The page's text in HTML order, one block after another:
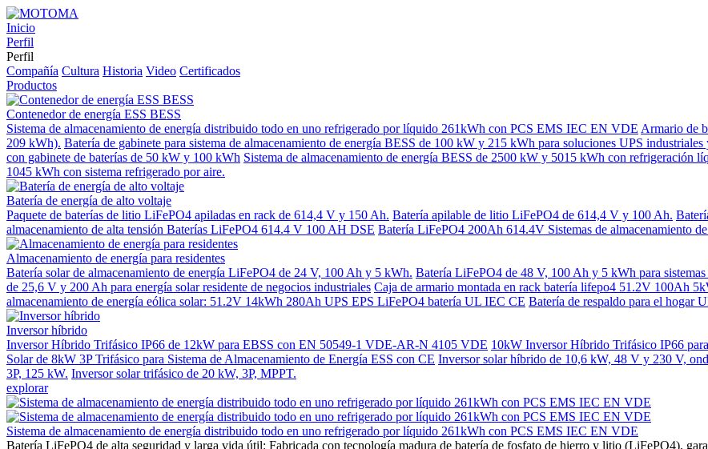
Inicio
Perfil
Perfil
Compañía Cultura Historia Video Certificados
Productos
Contenedor de energía ESS BESS
Sistema de almacenamiento de energía distribuido todo en uno refrigerado por líquido 261kWh con PCS EMS IEC EN VDE Armario de
209 kWh). Batería de gabinete para sistema de almacenamiento de energía BESS de 100 kW y 215 kWh para soluciones UPS industriales
con gabinete de baterías de 50 kW y 100 kWh Sistema de almacenamiento de energía BESS de 2500 kW y 5015 kWh con refrigeración
1045 kWh con sistema refrigerado por aire.
Batería de energía de alto voltaje
Paquete de baterías de litio LiFePO4 apiladas en rack de 614,4 V y 150 Ah. Batería apilable de litio LiFePO4 de 614,4 V y 100 Ah.
almacenamiento de alta tensión Baterías LiFePO4 614.4 V 100 AH DSE Batería LiFePO4 200Ah 614.4V Sistemas de almacenamiento
Almacenamiento de energía para residentes
Batería solar de almacenamiento de energía LiFePO4 de 24 V, 100 Ah y 5 kWh. Batería LiFePO4 de 48 V, 100 Ah y 5 kWh para
de 25,6 V y 200 Ah para energía solar residente de negocios industriales Caja de armario montada en rack batería lifepo4 51.2V 100Ah
almacenamiento de energía eólica solar: 51.2V 14kWh 280Ah UPS EPS LiFePO4 batería UL IEC CE Batería de respaldo para el
Inversor híbrido
Inversor Híbrido Trifásico IP66 de 12kW para EBSS con EN 50549-1 VDE-AR-N 4105 VDE 10kW Inversor Híbrido Trifásico IP66
Solar de 8kW 3P Trifásico para Sistema de Almacenamiento de Energía ESS con CE Inversor solar híbrido de 10,6 kW, 48 V y 230 V,
3P, 125 kW. Inversor solar trifásico de 20 kW, 3P, MPPT.
explorar
Sistema de almacenamiento de energía distribuido todo en uno refrigerado por líquido 261kWh con PCS EMS IEC EN VDE
Batería LiFePO4 de alta seguridad y larga vida útil: Fabricada con tecnología madura de batería de fosfato de hierro y litio (LiFePO4),